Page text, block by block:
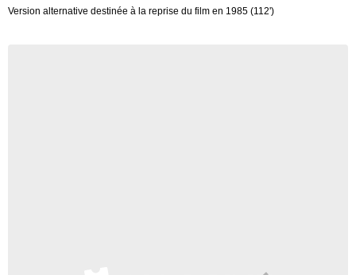
Version alternative destinée à la reprise du film en 1985 (112')